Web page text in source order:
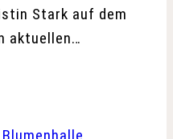
Stark auf dem
aktuellen…